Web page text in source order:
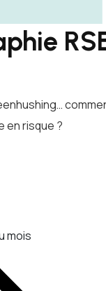
en risque ?
mois